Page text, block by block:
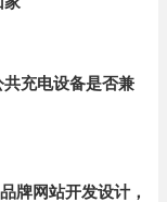
充电设备是否兼
牌网站开发设计，